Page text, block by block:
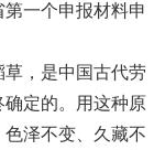
一个申报材料申
，是中国古代劳
定的。用这种原
泽不变、久藏不